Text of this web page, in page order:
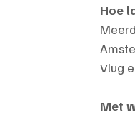
Hoe
Vlug
Met